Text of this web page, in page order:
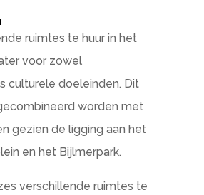
ruimtes te huur in het
voor zowel
culturele doeleinden. Dit
worden met
gezien de ligging aan het
en het Bijlmerpark.
verschillende ruimtes te